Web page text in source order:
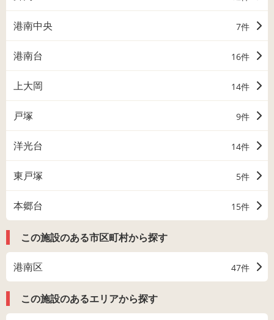
港南中央 7件
港南台 16件
上大岡 14件
戸塚 9件
洋光台 14件
東戸塚 5件
本郷台 15件
この施設のある市区町村から探す
港南区 47件
この施設のあるエリアから探す